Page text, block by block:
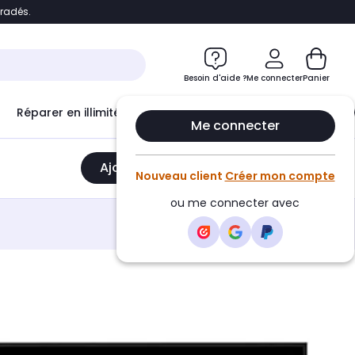
Accéder directement au chatbot
Besoin d'aide ?Me connecter
Me connecter
Nouveau client Créer mon compte
ou me connecter avec
Panier
Réparer en illimité avec Le Club Infinity
Ajouter au panier 25999,00€